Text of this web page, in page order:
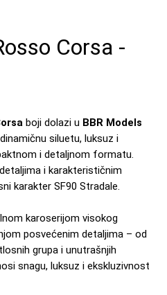
Corsa -
boji dolazi u BBR Models
siluetu, luksuz i
i detaljnom formatu.
i karakterističnim
karakter SF90 Stradale.
karoserijom visokog
posvećenim detaljima – od
grupa i unutrašnjih
snagu, luksuz i ekskluzivnost